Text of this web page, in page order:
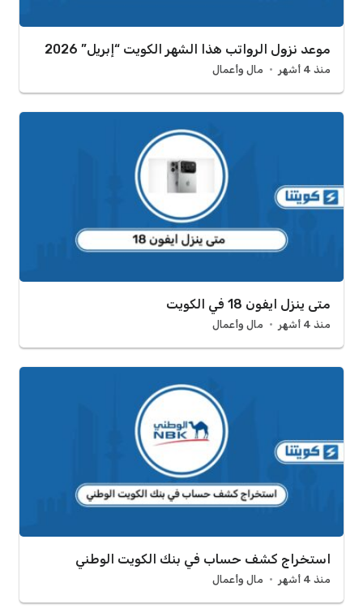
موعد نزول الرواتب هذا الشهر الكويت “إبريل” 2026
منذ 4 أشهر مال وأعمال
متى ينزل ايفون 18 في الكويت
منذ 4 أشهر مال وأعمال
استخراج كشف حساب في بنك الكويت الوطني
منذ 4 أشهر مال وأعمال